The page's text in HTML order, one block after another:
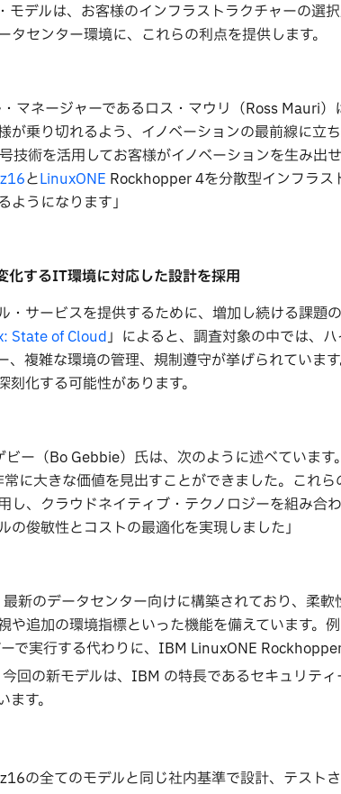
モデルは、お客様のインフラストラクチャーの選
センター環境に、これらの利点を提供します。
マネージャーであるロス・マウリ（Ross Mauri
が乗り切れるよう、イノベーションの最前線に立
技術を活用してお客様がイノベーションを生み出
z16とLinuxONE Rockhopper 4を分散型インフラス
うになります」
化するIT環境に対応した設計を採用
・サービスを提供するために、増加し続ける課題
State of Cloud」によると、調査対象の中では、
、複雑な環境の管理、規制遵守が挙げられていま
化する可能性があります。
ー（Bo Gebbie）氏は、次のように述べていま
に大きな価値を見出すことができました。これ
し、クラウドネイティブ・テクノロジーを組み合
俊敏性とコストの最適化を実現しました」
新のデータセンター向けに構築されており、柔
や追加の環境指標といった機能を備えています。
で実行する代わりに、IBM LinuxONE
回の新モデルは、IBM の特長であるセキュリテ
す。
の全てのモデルと同じ社内基準で設計、テスト